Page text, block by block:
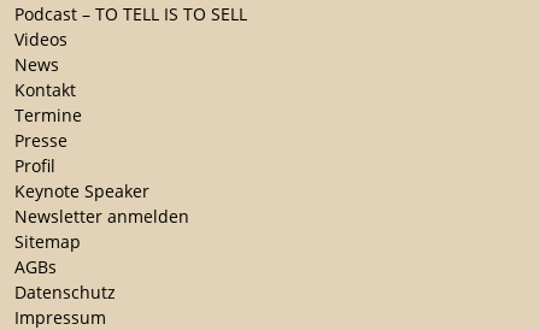
Podcast – TO TELL IS TO SELL
Videos
News
Kontakt
Termine
Presse
Profil
Keynote Speaker
Newsletter anmelden
Sitemap
AGBs
Datenschutz
Impressum